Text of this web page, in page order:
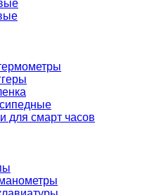
для смарт часов